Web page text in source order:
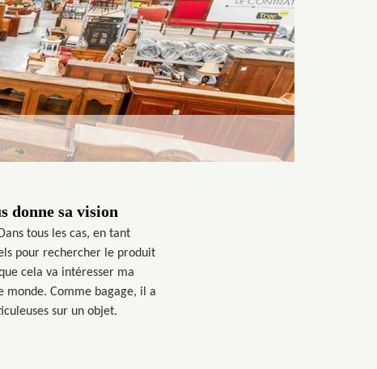
donne sa vision
tous les cas, en tant
pour rechercher le produit
cela va intéresser ma
Comme bagage, il a
sur un objet.